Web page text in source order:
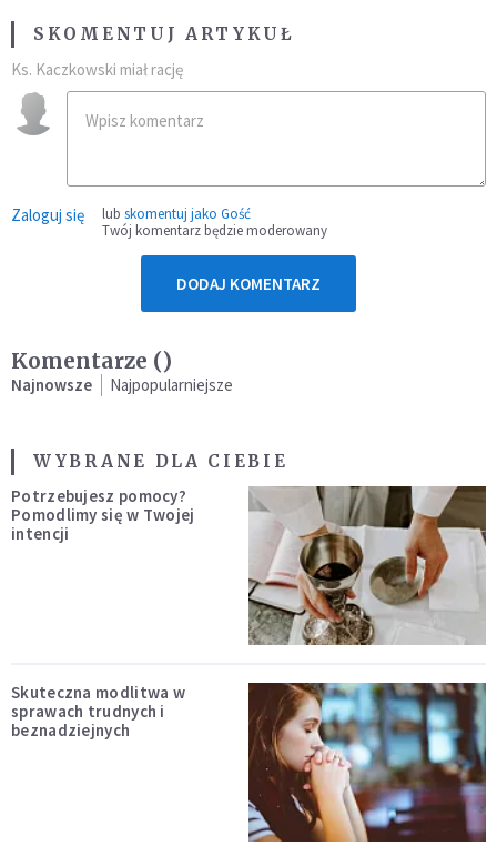
SKOMENTUJ ARTYKUŁ
Ks. Kaczkowski miał rację
Zaloguj się lub skomentuj jako Gość
Twój komentarz będzie moderowany
DODAJ KOMENTARZ
Komentarze ()
Najnowsze Najpopularniejsze
WYBRANE DLA CIEBIE
Potrzebujesz pomocy?
Pomodlimy się w Twojej
intencji
Skuteczna modlitwa w
sprawach trudnych i
beznadziejnych